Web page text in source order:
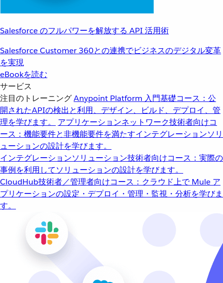
Salesforce のフルパワーを解放する API 活用術
Salesforce Customer 360との連携でビジネスのデジタル変革
を実現
eBookを読む
サービス
注目のトレーニングAnypoint Platform 入門基礎コース：公
開されたAPIの検出と利用、デザイン、ビルド、デプロイ、管
理を学びます。
アプリケーションネットワーク技術者向けコ
ース：機能要件と非機能要件を満たすインテグレーションソリ
ューションの設計を学びます。
インテグレーションソリューション技術者向けコース：実際の
事例を利用してソリューションの設計を学びます。
CloudHub技術者／管理者向けコース：クラウド上で Mule ア
プリケーションの設定・デプロイ・管理・監視・分析を学びま
す。